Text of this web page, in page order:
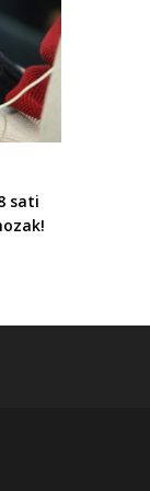
sati